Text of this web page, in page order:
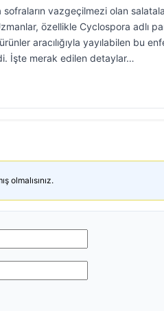
sofraların vazgeçilmezi olan
özellikle Cyclospora adlı
aracılığıyla yayılabilen bu
İşte merak edilen detaylar…
olmalısınız.